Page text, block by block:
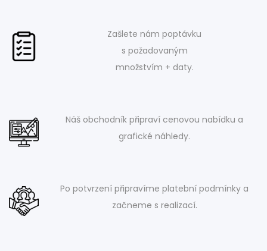
Zašlete nám poptávku
s požadovaným
množstvím + daty.
Náš obchodník připraví cenovou nabídku a
grafické náhledy.
Po potvrzení připravíme platební podmínky a
začneme s realizací.